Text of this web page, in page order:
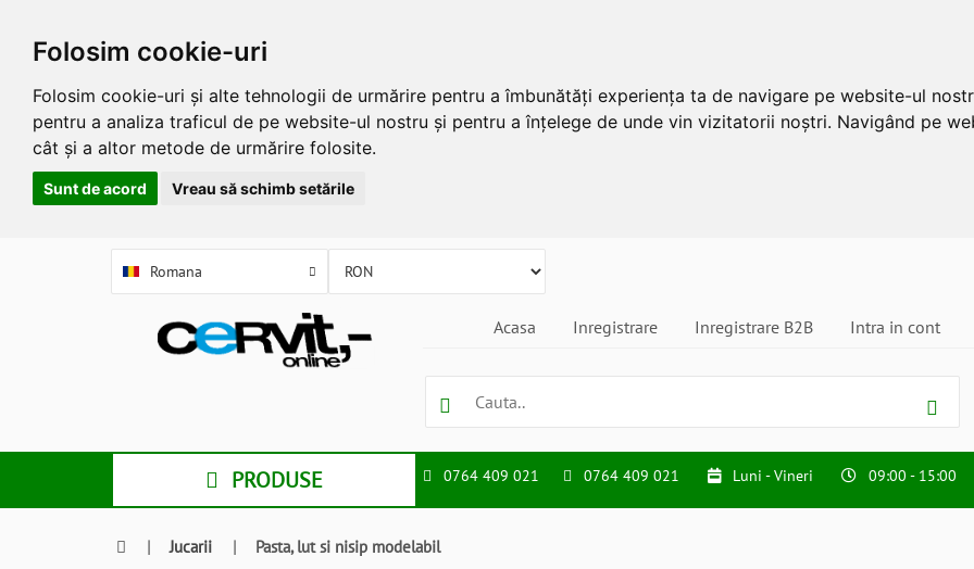
Folosim cookie-uri
Folosim cookie-uri și alte tehnologii de urmărire pentru a îmbunătăți experiența ta de navigare pe website-ul
pentru a analiza traficul de pe website-ul nostru și pentru a înțelege de unde vin vizitatorii noștri. Navigând pe
cât și a altor metode de urmărire folosite.
Sunt de acord Vreau să schimb setările
Romana
Acasa Inregistrare Inregistrare B2B Intra in cont
PRODUSE 0764 409 021 0764 409 021 Luni - Vineri 09:00 - 15:00
| Jucarii | Pasta, lut si nisip modelabil